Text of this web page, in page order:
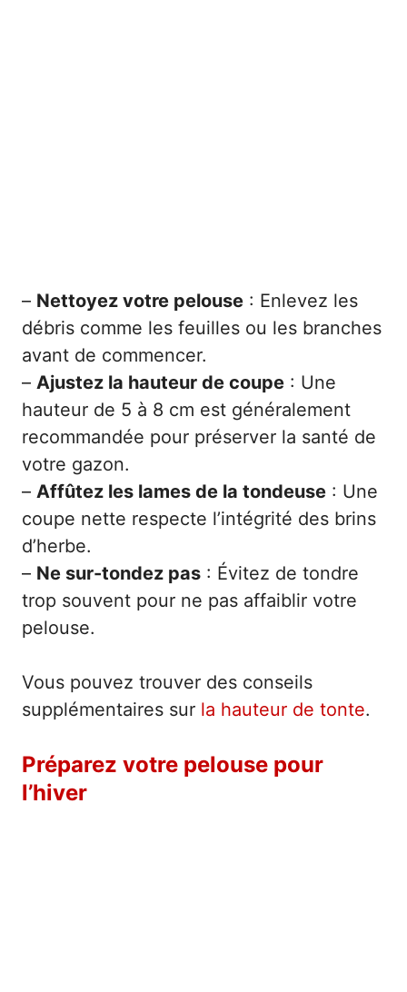
– Nettoyez votre pelouse : Enlevez les
débris comme les feuilles ou les branches
avant de commencer.
– Ajustez la hauteur de coupe : Une
hauteur de 5 à 8 cm est généralement
recommandée pour préserver la santé de
votre gazon.
– Affûtez les lames de la tondeuse : Une
coupe nette respecte l’intégrité des brins
d’herbe.
– Ne sur-tondez pas : Évitez de tondre
trop souvent pour ne pas affaiblir votre
pelouse.
Vous pouvez trouver des conseils
supplémentaires sur la hauteur de tonte.
Préparez votre pelouse pour
l’hiver